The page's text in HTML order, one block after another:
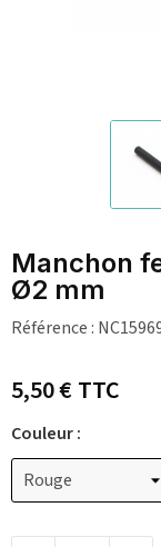
Manchon
Ø2 mm
Référence :
5,50 €TTC
Couleur :